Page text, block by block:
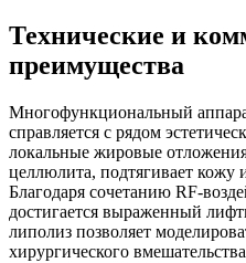
Технические и
преимущества
Многофункциональный
справляется с рядом
локальные жировые
целлюлита, подтягивает кожу
Благодаря сочетанию RF-
достигается выраженный
липолиз позволяет
хирургического